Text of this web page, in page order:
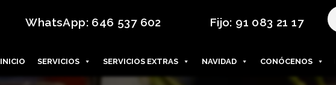
WhatsApp: 646 537 602 Fijo: 91 083 21 17
INICIO SERVICIOS SERVICIOS EXTRAS NAVIDAD CONÓCENOS